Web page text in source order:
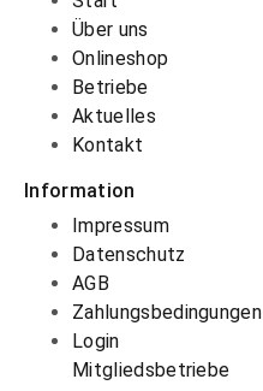
Start
Über uns
Onlineshop
Betriebe
Aktuelles
Kontakt
Information
Impressum
Datenschutz
AGB
Zahlungsbedingungen
Login
Mitgliedsbetriebe